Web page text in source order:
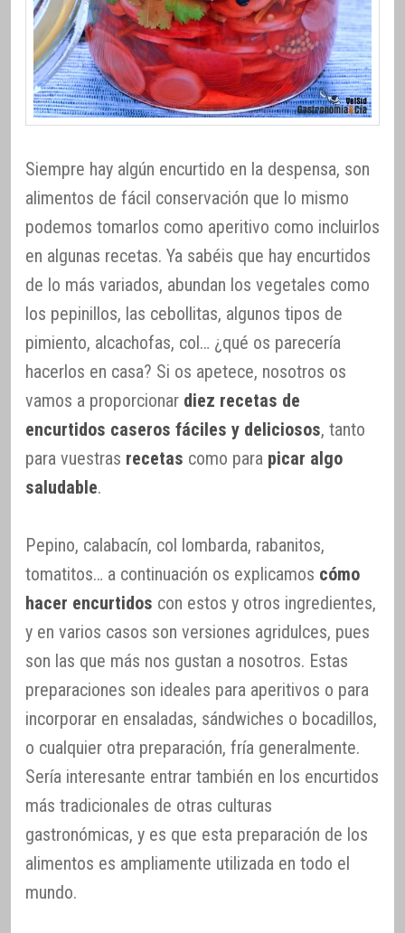
Siempre hay algún encurtido en la despensa, son
alimentos de fácil conservación que lo mismo
podemos tomarlos como aperitivo como incluirlos
en algunas recetas. Ya sabéis que hay encurtidos
de lo más variados, abundan los vegetales como
los pepinillos, las cebollitas, algunos tipos de
pimiento, alcachofas, col… ¿qué os parecería
hacerlos en casa? Si os apetece, nosotros os
vamos a proporcionar diez recetas de
encurtidos caseros fáciles y deliciosos, tanto
para vuestras recetas como para picar algo
saludable.
Pepino, calabacín, col lombarda, rabanitos,
tomatitos… a continuación os explicamos cómo
hacer encurtidos con estos y otros ingredientes,
y en varios casos son versiones agridulces, pues
son las que más nos gustan a nosotros. Estas
preparaciones son ideales para aperitivos o para
incorporar en ensaladas, sándwiches o bocadillos,
o cualquier otra preparación, fría generalmente.
Sería interesante entrar también en los encurtidos
más tradicionales de otras culturas
gastronómicas, y es que esta preparación de los
alimentos es ampliamente utilizada en todo el
mundo.